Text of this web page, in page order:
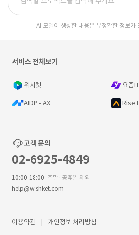
AI 모델이 생성한 내용은 부정확한 정보가
서비스 전체보기
위시켓 요즘IT
AIDP - AX Rise
고객 문의
02-6925-4849
10:00-18:00 주말·공휴일 제외
help@wishket.com
이용약관 개인정보 처리방침